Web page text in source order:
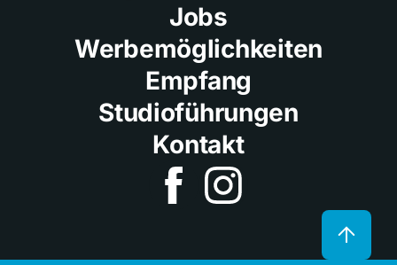
Jobs
Werbemöglichkeiten
Empfang
Studioführungen
Kontakt